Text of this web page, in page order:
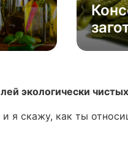
экологически
я скажу, как ты